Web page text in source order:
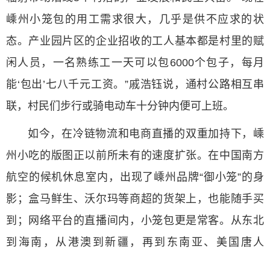
嵊州小笼包的用工需求很大，几乎是供不应求的状
态。产业园片区的企业招收的工人基本都是村里的赋
闲人员，一名熟练工一天可以包6000个包子，每月
能‘包出’七八千元工资。”戚浩钰说，通村公路相互串
联，村民们步行或骑电动车十分钟内便可上班。
如今，在冷链物流和电商直播的双重加持下，嵊
州小吃的版图正以前所未有的速度扩张。在中国南方
航空的候机休息室内，出现了嵊州品牌“御小笼”的身
影；盒马鲜生、沃尔玛等商超的货架上，也能随手买
到；网络平台的直播间内，小笼包更是常客。从东北
到海南，从港澳到新疆，再到东南亚、美国唐人